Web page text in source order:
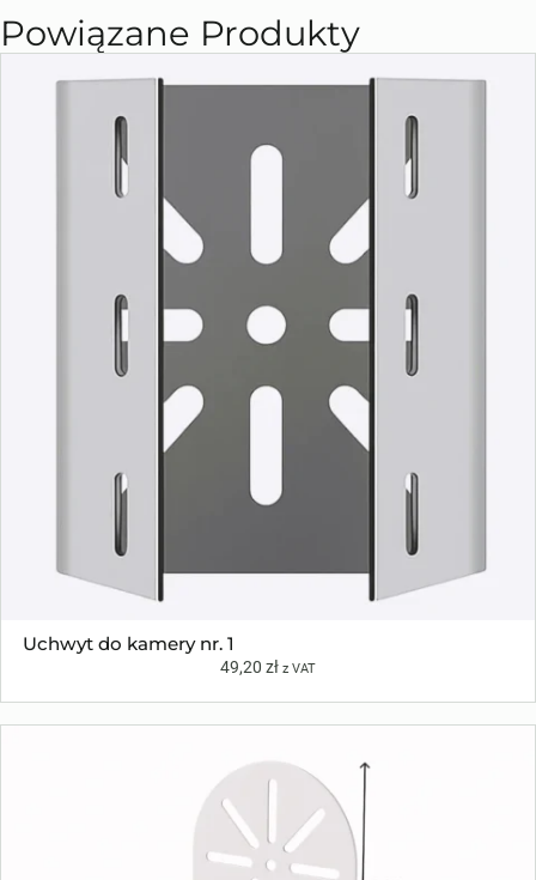
Powiązane Produkty
Uchwyt do kamery nr. 1
49,20 zł z VAT